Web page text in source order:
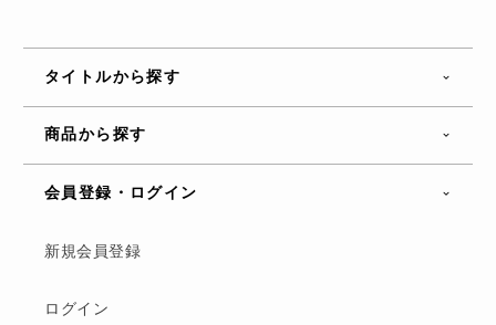
タイトルから探す
商品から探す
会員登録・ログイン
新規会員登録
ログイン